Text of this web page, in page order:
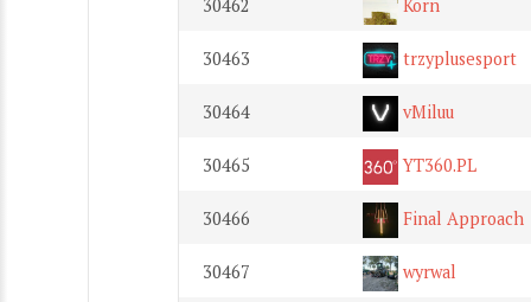
30462 Korn
30463 trzyplusesport
30464 vMiluu
30465 YT360.PL
30466 Final Approach
30467 wyrwal